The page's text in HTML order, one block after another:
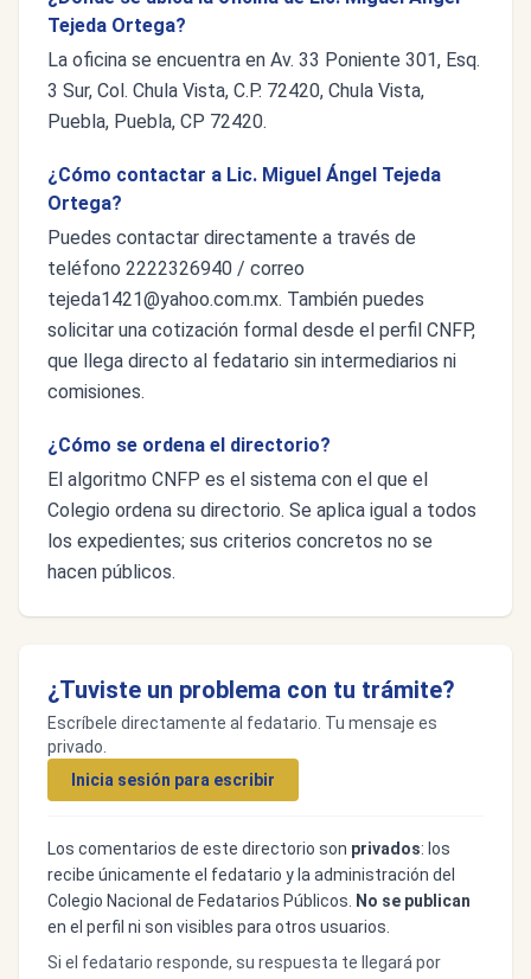
Tejeda Ortega?
La oficina se encuentra en Av. 33 Poniente 301, Esq.
3 Sur, Col. Chula Vista, C.P. 72420, Chula Vista,
Puebla, Puebla, CP 72420.
¿Cómo contactar a Lic. Miguel Ángel Tejeda
Ortega?
Puedes contactar directamente a través de
teléfono 2222326940 / correo
tejeda1421@yahoo.com.mx. También puedes
solicitar una cotización formal desde el perfil CNFP,
que llega directo al fedatario sin intermediarios ni
comisiones.
¿Cómo se ordena el directorio?
El algoritmo CNFP es el sistema con el que el
Colegio ordena su directorio. Se aplica igual a todos
los expedientes; sus criterios concretos no se
hacen públicos.
¿Tuviste un problema con tu trámite?
Escríbele directamente al fedatario. Tu mensaje es
privado.
Inicia sesión para escribir
Los comentarios de este directorio son privados: los
recibe únicamente el fedatario y la administración del
Colegio Nacional de Fedatarios Públicos.
No se publican
en el perfil ni son visibles para otros usuarios.
Si el fedatario responde, su respuesta te llegará por